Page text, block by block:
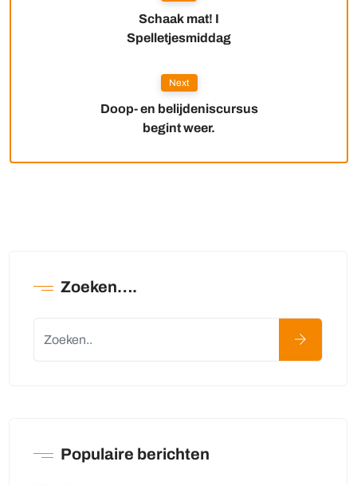
Schaak mat! I
Spelletjesmiddag
Next
Doop- en belijdeniscursus
begint weer.
Zoeken….
Populaire berichten